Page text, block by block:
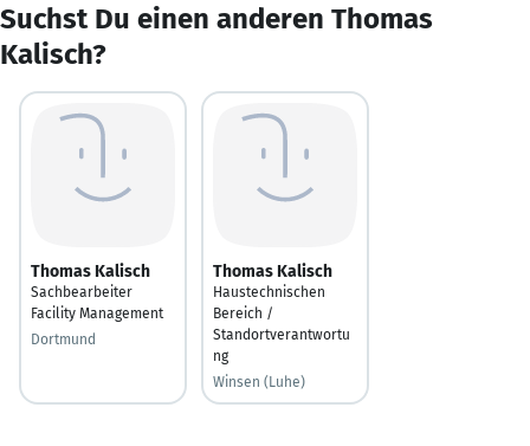
Suchst Du einen anderen Thomas
Kalisch?
Thomas Kalisch
Sachbearbeiter
Facility Management
Dortmund
Thomas Kalisch
Haustechnischen
Bereich /
Standortverantwortu
ng
Winsen (Luhe)